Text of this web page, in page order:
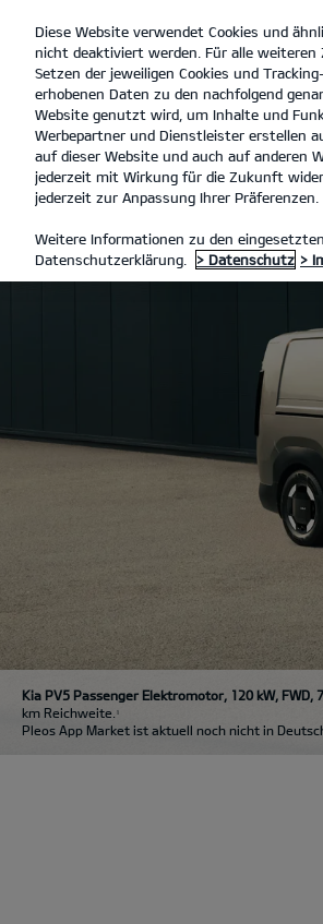
open
menu
Kia PV5 Passenger Elektromotor, 120 kW,
km Reichweite.
1
Pleos App Market ist aktuell noch nicht in
Diese Website verwendet Cookies und
nicht deaktiviert werden. Für alle
Setzen der jeweiligen Cookies und
erhobenen Daten zu den nachfolgend
Website genutzt wird, um Inhalte und
Werbepartner und Dienstleister erstellen
auf dieser Website und auch auf anderen
jederzeit mit Wirkung für die Zukunft
jederzeit zur Anpassung Ihrer Präferenzen.
Weitere Informationen zu den
Datenschutzerklärung.
> Datenschutz >